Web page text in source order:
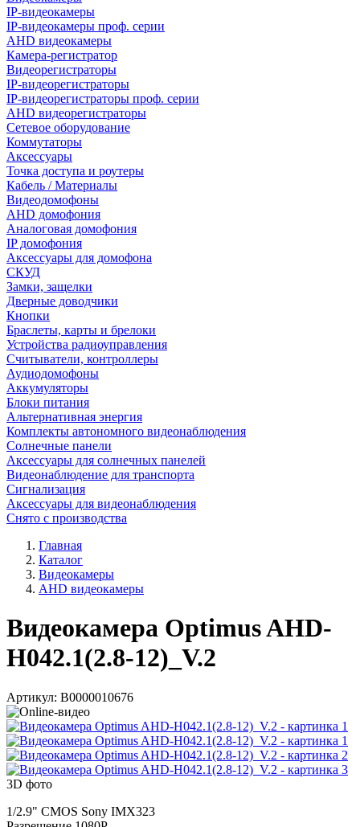
IP-видеокамеры
IP-видеокамеры проф. серии
AHD видеокамеры
Камера-регистратор
Видеорегистраторы
IP-видеорегистраторы
IP-видеорегистраторы проф. серии
AHD видеорегистраторы
Сетевое оборудование
Коммутаторы
Аксессуары
Точка доступа и роутеры
Кабель / Материалы
Видеодомофоны
AHD домофония
Аналоговая домофония
IP домофония
Аксессуары для домофона
СКУД
Замки, защелки
Дверные доводчики
Кнопки
Браслеты, карты и брелоки
Устройства радиоуправления
Считыватели, контроллеры
Аудиодомофоны
Аккумуляторы
Блоки питания
Альтернативная энергия
Комплекты автономного видеонаблюдения
Солнечные панели
Аксессуары для солнечных панелей
Видеонаблюдение для транспорта
Сигнализация
Аксессуары для видеонаблюдения
Снято с производства
Главная
Каталог
Видеокамеры
AHD видеокамеры
Видеокамера Optimus AHD-
H042.1(2.8-12)_V.2
Артикул: В0000010676
3D фото
1/2.9" CMOS Sony IMX323